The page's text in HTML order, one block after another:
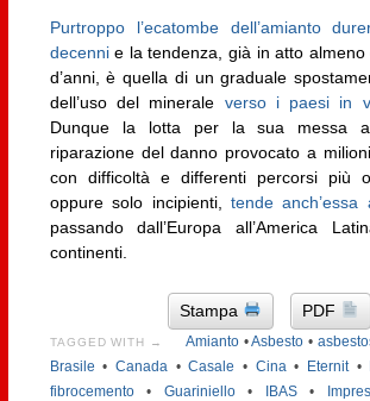
Purtroppo l’ecatombe dell’amianto
decennie la tendenza, già in atto
d’anni, è quella di un graduale
dell’uso del minerale verso i paesi in
Dunque la lotta per la sua messa
riparazione del danno provocato a
con difficoltà e differenti percorsi più
oppure solo incipienti, tende anch’essa
passando dall’Europa all’America
continenti.
Stampa PDF
TAGGED WITH → Amianto•Asbesto •
Brasile •Canada •Casale • Cina • Eternit•
fibrocemento• Guariniello• IBAS•